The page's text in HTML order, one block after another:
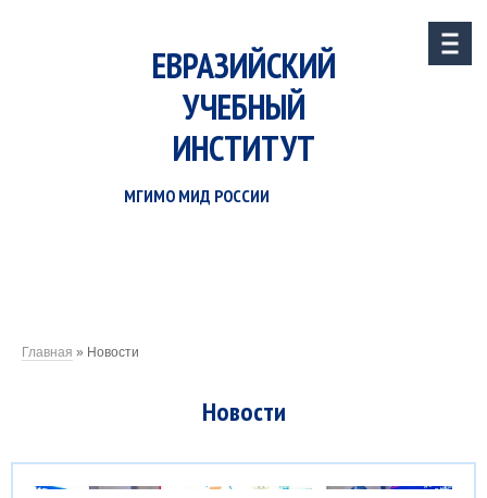
ЕВРАЗИЙСКИЙ
УЧЕБНЫЙ
ИНСТИТУТ
МГИМО МИД РОССИИ
Главная » Новости
Новости